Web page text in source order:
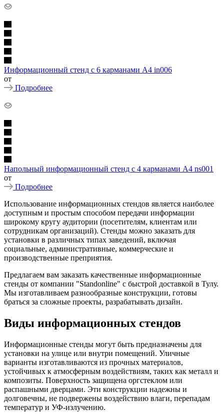
Информационный стенд с 6 карманами А4 in006
от
Подробнее
Напольный информационный стенд с 4 карманами А4 ns001
от
Подробнее
Использование информационных стендов является наиболее
доступным и простым способом передачи информации
широкому кругу аудитории (посетителям, клиентам или
сотрудникам организаций). Стенды можно заказать для
установки в различных типах заведений, включая
социальные, административные, коммерческие и
производственные преприятия.
Предлагаем вам заказать качественные информационные
стенды от компании "Standonline" с быстрой доставкой в Тулу.
Мы изготавливаем разнообразные конструкции, готовы
браться за сложные проекты, разрабатывать дизайн.
Виды информационных стендов
Информационные стенды могут быть предназначены для
установки на улице или внутри помещений. Уличные
варианты изготавливаются из прочных материалов,
устойчивых к атмосферным воздействиям, таких как металл и
композиты. Поверхность защищена оргстеклом или
распашными дверцами. Эти конструкции надежны и
долговечны, не подвержены воздействию влаги, перепадам
температур и УФ-излучению.